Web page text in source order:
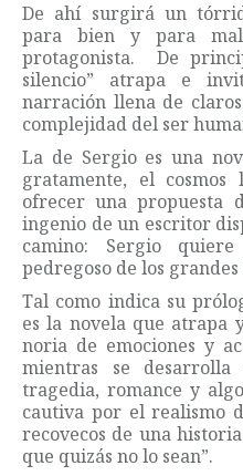
De ahí surgirá un
para bien y para
protagonista. De
silencio” atrapa e
narración llena de
complejidad del ser
La de Sergio es una
gratamente, el
ofrecer una propuesta
ingenio de un escritor
camino: Sergio
pedregoso de los
Tal como indica su
es la novela que atrapa
noria de emociones y
mientras se
tragedia, romance y
cautiva por el realismo
recovecos de una
que quizás no lo sean”.